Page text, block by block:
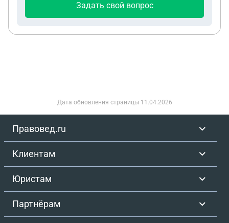
Задать свой вопрос
Дата обновления страницы 11.04.2026
Правовед.ru
Клиентам
Юристам
Партнёрам